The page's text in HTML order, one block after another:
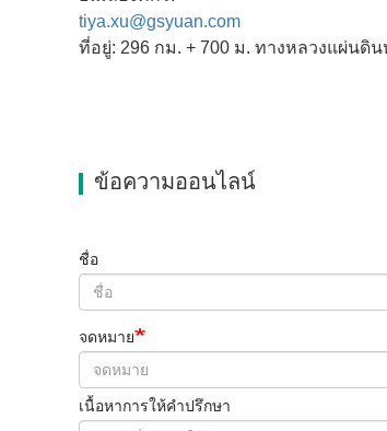
tiya.xu@gsyuan.com
ที่อยู่: 296 กม. + 700 ม. ทางหลวงแผ่นดิ
ข้อความออนไลน์
ชื่อ
จดหมาย
เนื้อหาการให้คำปรึกษา